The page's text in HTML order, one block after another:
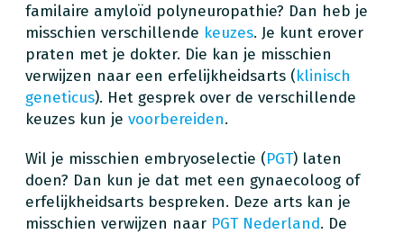
familaire amyloïd polyneuropathie? Dan heb je
misschien verschillende keuzes. Je kunt erover
praten met je dokter. Die kan je misschien
verwijzen naar een erfelijkheidsarts (klinisch
geneticus). Het gesprek over de verschillende
keuzes kun je voorbereiden.
Wil je misschien embryoselectie (PGT) laten
doen? Dan kun je dat met een gynaecoloog of
erfelijkheidsarts bespreken. Deze arts kan je
misschien verwijzen naar PGT Nederland. De